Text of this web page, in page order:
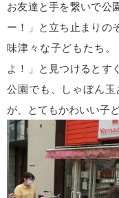
お友達と手を繋いで公
ー！」と立ち止まりの
味津々な子どもたち
よ！」と見つけるとす
公園でも、しゃぼん
が、とてもかわいい子